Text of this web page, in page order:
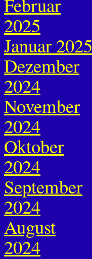
2025
Januar 2025
Dezember
2024
November
2024
Oktober
2024
September
2024
August
2024